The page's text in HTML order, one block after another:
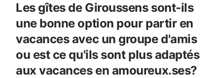
Les gîtes de Giroussens sont-ils
une bonne option pour partir en
vacances avec un groupe d'amis
ou est ce qu'ils sont plus adaptés
aux vacances en amoureux.ses?